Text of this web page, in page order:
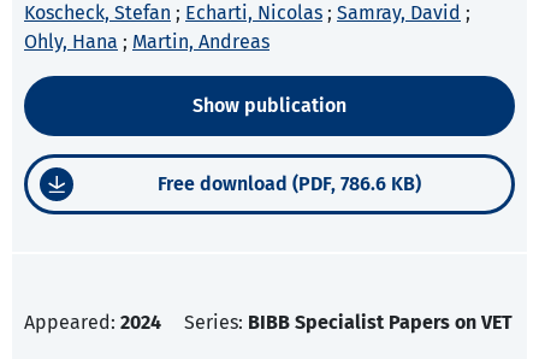
Koscheck, Stefan ; Echarti, Nicolas ; Samray, David ;
Ohly, Hana ; Martin, Andreas
Show publication
Free download (PDF, 786.6 KB)
Appeared: 2024 Series: BIBB Specialist Papers on VET